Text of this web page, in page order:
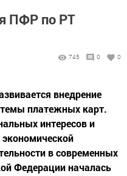
ПФР по РТ
745 0 0
внедрение
платежных карт.
интересов и
в современных
Федерации началась